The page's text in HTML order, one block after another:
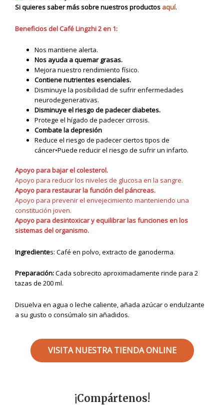
Si quieres saber más sobre nuestros productos aquí.
Beneficios del Café Lingzhi 2 en 1:
Nos mantiene alerta.
Nos ayuda a quemar grasas.
Mejora nuestro rendimiento físico.
Contiene nutrientes esenciales.
Disminuye la posibilidad de sufrir enfermedades
neurodegenerativas.
Disminuye el riesgo de padecer diabetes.
Protege el hígado de padecer cirrosis.
Combate la depresión
Reduce el riesgo de padecer ciertos tipos de
cáncer•Puede reducir el riesgo de sufrir un infarto.
Apoyo para bajar el colesterol.
Apoyo para reducir los niveles de glucosa en la sangre.
Apoyo para restaurar la función del páncreas.
Apoyo para prevenir el envejecimiento manteniendo una
constitución joven.
Apoyo para desintoxicar y equilibrar las funciones en los
sistemas del organismo.
Ingredientes: Café en polvo, extracto de ganoderma.
Preparación:Cada sobrecito aproximadamente rinde para 2
tazas de 200 ml.
Disuelva en agua o leche caliente, añada azúcar o endulzante
a su gusto o consúmalo sin añadidos.
VISITA NUESTRA TIENDA ONLINE
¡Compártenos!